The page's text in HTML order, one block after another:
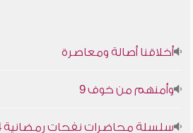
أخلاقنا أصالة ومعاصرة
وأمنهم من خوف 9
سلسلة محاضرات نفحات رمضانية 1444هـ